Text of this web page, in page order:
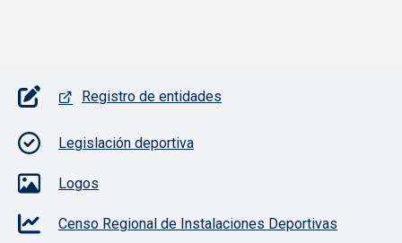
Pie de página con iconos
Registro de entidades
Legislación deportiva
Logos
Censo Regional de Instalaciones Deportivas